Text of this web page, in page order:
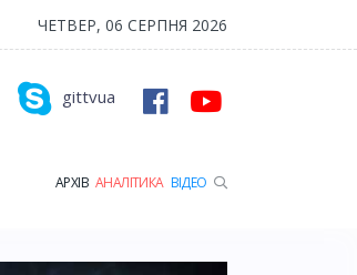
На війні загинув Герой з Рожищенської
ЧЕТВЕР, 06 СЕРПНЯ 2026
gittvua
АРХІВ АНАЛІТИКА ВІДЕО